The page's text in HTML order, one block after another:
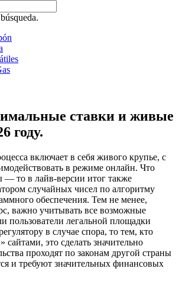
ставки и живые
году.
включает в себя живого крупье, с
в режиме онлайн. Что
— то в лайв-версии итог также
случайных чисел по алгоритму
обеспечения. Тем не менее,
важно учитывать все возможные
пользователи легальной площадки
в случае спора, то тем, кто
сайтами, это сделать значительно
проходят по законам другой страны
и требуют значительных финансовых